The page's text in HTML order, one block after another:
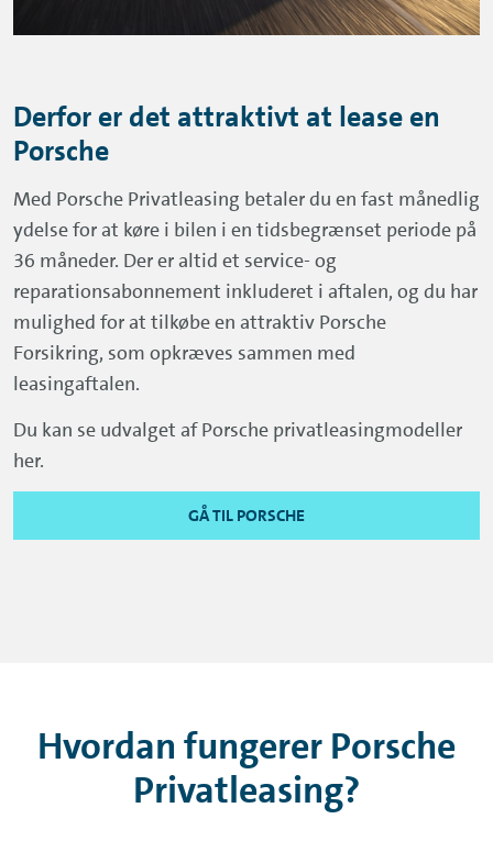
Derfor er det attraktivt at lease en
Porsche
Med Porsche Privatleasing betaler du en fast månedlig
ydelse for at køre i bilen i en tidsbegrænset periode på
36 måneder. Der er altid et service- og
reparationsabonnement inkluderet i aftalen, og du har
mulighed for at tilkøbe en attraktiv Porsche
Forsikring, som opkræves sammen med
leasingaftalen.
Du kan se udvalget af Porsche privatleasingmodeller
her.
GÅ TIL PORSCHE
Hvordan fungerer Porsche
Privatleasing?